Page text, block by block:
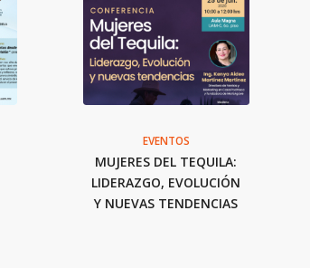
EVENTOS
MUJERES DEL TEQUILA:
LIDERAZGO, EVOLUCIÓN
Y NUEVAS TENDENCIAS